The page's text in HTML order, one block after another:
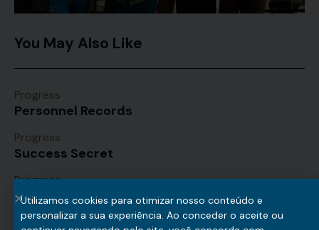
You May Also Like
Progress
Personnel Records
Progress
Success Secret
Progress
Marketing Tips
Utilizamos cookies para otimizar nosso conteúdo e
personalizar a sua experiência. Ao conceder o aceite ou